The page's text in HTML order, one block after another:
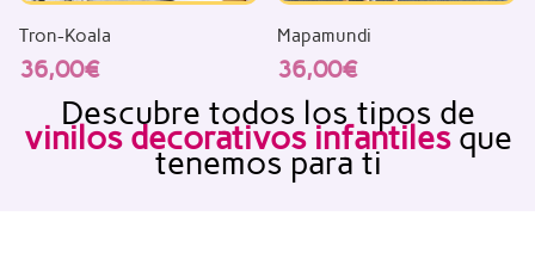
Tron-Koala
36,00€
Mapamundi
36,00€
Descubre todos los tipos de
vinilos decorativos infantilesque
tenemos para ti